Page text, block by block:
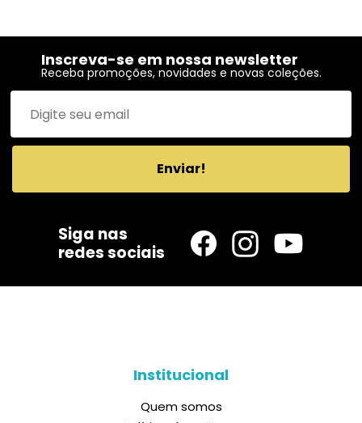
Inscreva-se em nossa newsletter
Receba promoções, novidades e novas coleções.
Enviar!
Siga nas
redes sociais
Institucional
Quem somos